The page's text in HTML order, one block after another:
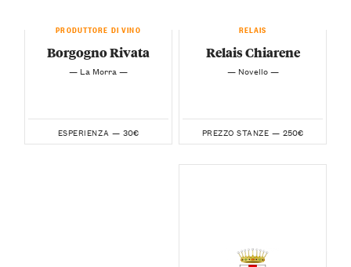
PRODUTTORE DI VINO
Borgogno Rivata
— La Morra —
ESPERIENZA — 30€
RELAIS
Relais Chiarene
— Novello —
PREZZO STANZE — 250€